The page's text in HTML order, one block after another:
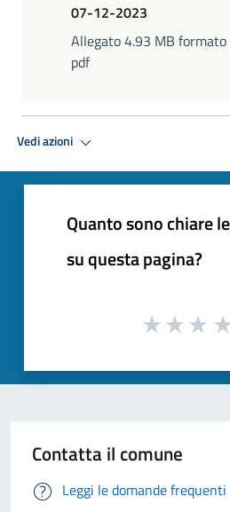
07-12-2023
Allegato 4.93 MB formato
pdf
Vedi azioni
Quanto sono chiare
su questa pagina?
Contatta il comune
Leggi le domande frequenti